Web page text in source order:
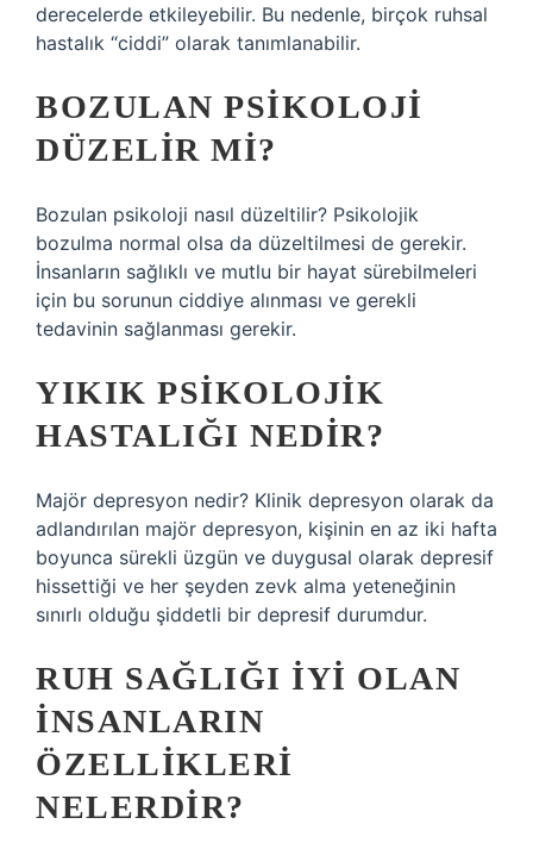
derecelerde etkileyebilir. Bu nedenle, birçok ruhsal
hastalık “ciddi” olarak tanımlanabilir.
BOZULAN PSIKOLOJI
DÜZELIR MI?
Bozulan psikoloji nasıl düzeltilir? Psikolojik
bozulma normal olsa da düzeltilmesi de gerekir.
İnsanların sağlıklı ve mutlu bir hayat sürebilmeleri
için bu sorunun ciddiye alınması ve gerekli
tedavinin sağlanması gerekir.
YIKIK PSIKOLOJIK
HASTALIĞI NEDIR?
Majör depresyon nedir? Klinik depresyon olarak da
adlandırılan majör depresyon, kişinin en az iki hafta
boyunca sürekli üzgün ve duygusal olarak depresif
hissettiği ve her şeyden zevk alma yeteneğinin
sınırlı olduğu şiddetli bir depresif durumdur.
RUH SAĞLIĞI IYI OLAN
INSANLARIN
ÖZELLIKLERI
NELERDIR?